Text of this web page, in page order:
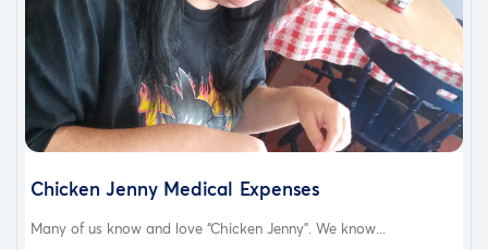
Chicken Jenny Medical Expenses
Many of us know and love “Chicken Jenny”. We know...